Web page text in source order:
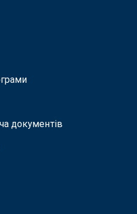
документiв